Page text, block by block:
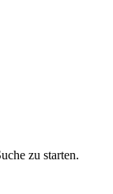
zu starten.